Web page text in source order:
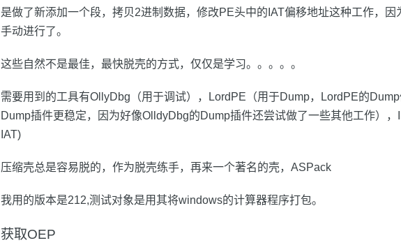
是做了新添加一个段，拷贝2进制数据，修改PE头中的IAT偏移地址这种工作，因
手动进行了。
这些自然不是最佳，最快脱壳的方式，仅仅是学习。。。。。
需要用到的工具有OllyDbg（用于调试），LordPE（用于Dump，LordPE的
Dump插件更稳定，因为好像OlldyDbg的Dump插件还尝试做了一些其他工作），
IAT)
压缩壳总是容易脱的，作为脱壳练手，再来一个著名的壳，ASPack
我用的版本是212,测试对象是用其将windows的计算器程序打包。
获取OEP